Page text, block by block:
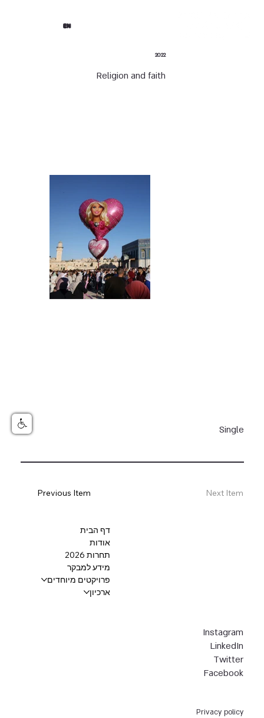
EN
2022
Religion and faith
Single
Next Item
Previous Item
Privacy policy
Instagram
LinkedIn
Twitter
Facebook
דף הבית
אודות
תחרות 2026
מידע למבקר
פרויקטים מיוחדים
ארכיון